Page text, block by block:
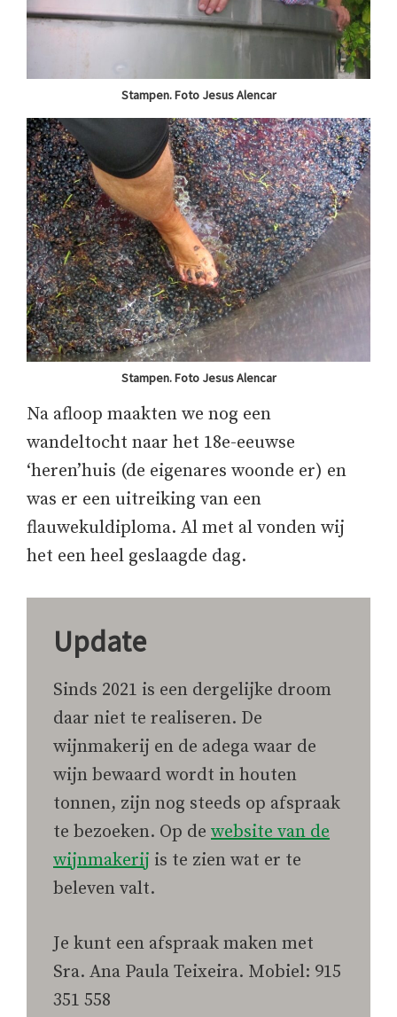
Stampen. Foto Jesus Alencar
Stampen. Foto Jesus Alencar
Na afloop maakten we nog een
wandeltocht naar het 18e-eeuwse
‘heren’huis (de eigenares woonde er) en
was er een uitreiking van een
flauwekuldiploma. Al met al vonden wij
het een heel geslaagde dag.
Update
Sinds 2021 is een dergelijke droom
daar niet te realiseren. De
wijnmakerij en de adega waar de
wijn bewaard wordt in houten
tonnen, zijn nog steeds op afspraak
te bezoeken. Op de website van de
wijnmakerij is te zien wat er te
beleven valt.
Je kunt een afspraak maken met
Sra. Ana Paula Teixeira. Mobiel: 915
351 558